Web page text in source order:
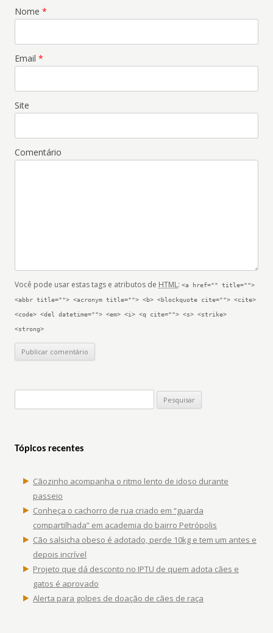
Nome *
Email *
Site
Comentário
Você pode usar estas tags e atributos de HTML: <a href="" title="">
<abbr title=""> <acronym title=""> <b> <blockquote cite=""> <cite>
<code> <del datetime=""> <em> <i> <q cite=""> <s> <strike>
<strong>
Tópicos recentes
Cãozinho acompanha o ritmo lento de idoso durante
passeio
Conheça o cachorro de rua criado em “guarda
compartilhada” em academia do bairro Petrópolis
Cão salsicha obeso é adotado, perde 10kg e tem um antes e
depois incrível
Projeto que dá desconto no IPTU de quem adota cães e
gatos é aprovado
Alerta para golpes de doação de cães de raça